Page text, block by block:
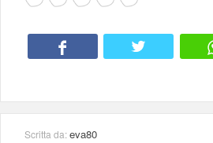
Scritta da:eva80